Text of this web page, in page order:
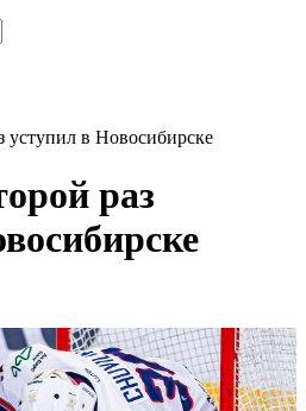
уступил в Новосибирске
раз